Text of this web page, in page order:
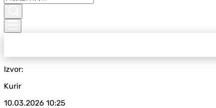
Izvor:
Kurir
10.03.2026 10:25